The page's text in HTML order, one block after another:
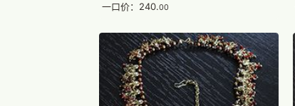
一口价：240.00